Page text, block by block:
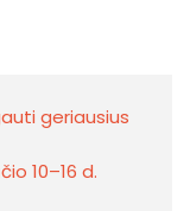
geriausius
10–16 d.